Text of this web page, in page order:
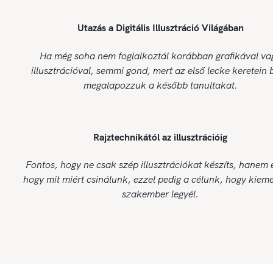
Utazás a Digitális Illusztráció Világában
Ha még soha nem foglalkoztál korábban grafikával
illusztrációval, semmi gond, mert az első lecke keretein
megalapozzuk a később tanultakat.
Rajztechnikától az illusztrációig
Fontos, hogy ne csak szép illusztrációkat készíts, hanem
hogy mit miért csinálunk, ezzel pedig a célunk, hogy
szakember legyél.